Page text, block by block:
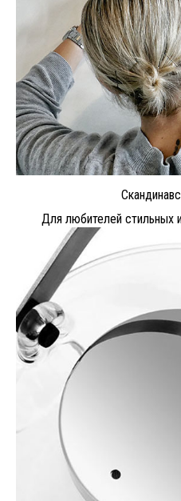
Для любителей стильных